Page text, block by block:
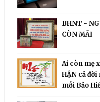
BHNT -
CÒN MÃI
Ai còn mẹ
HẬN cả
mỗi Bảo